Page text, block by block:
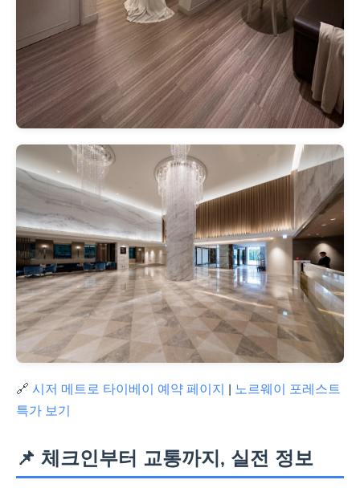
🔗 시저 메트로 타이베이 예약 페이지 | 노르웨이 포레스트
특가 보기
📌 체크인부터 교통까지, 실전 정보